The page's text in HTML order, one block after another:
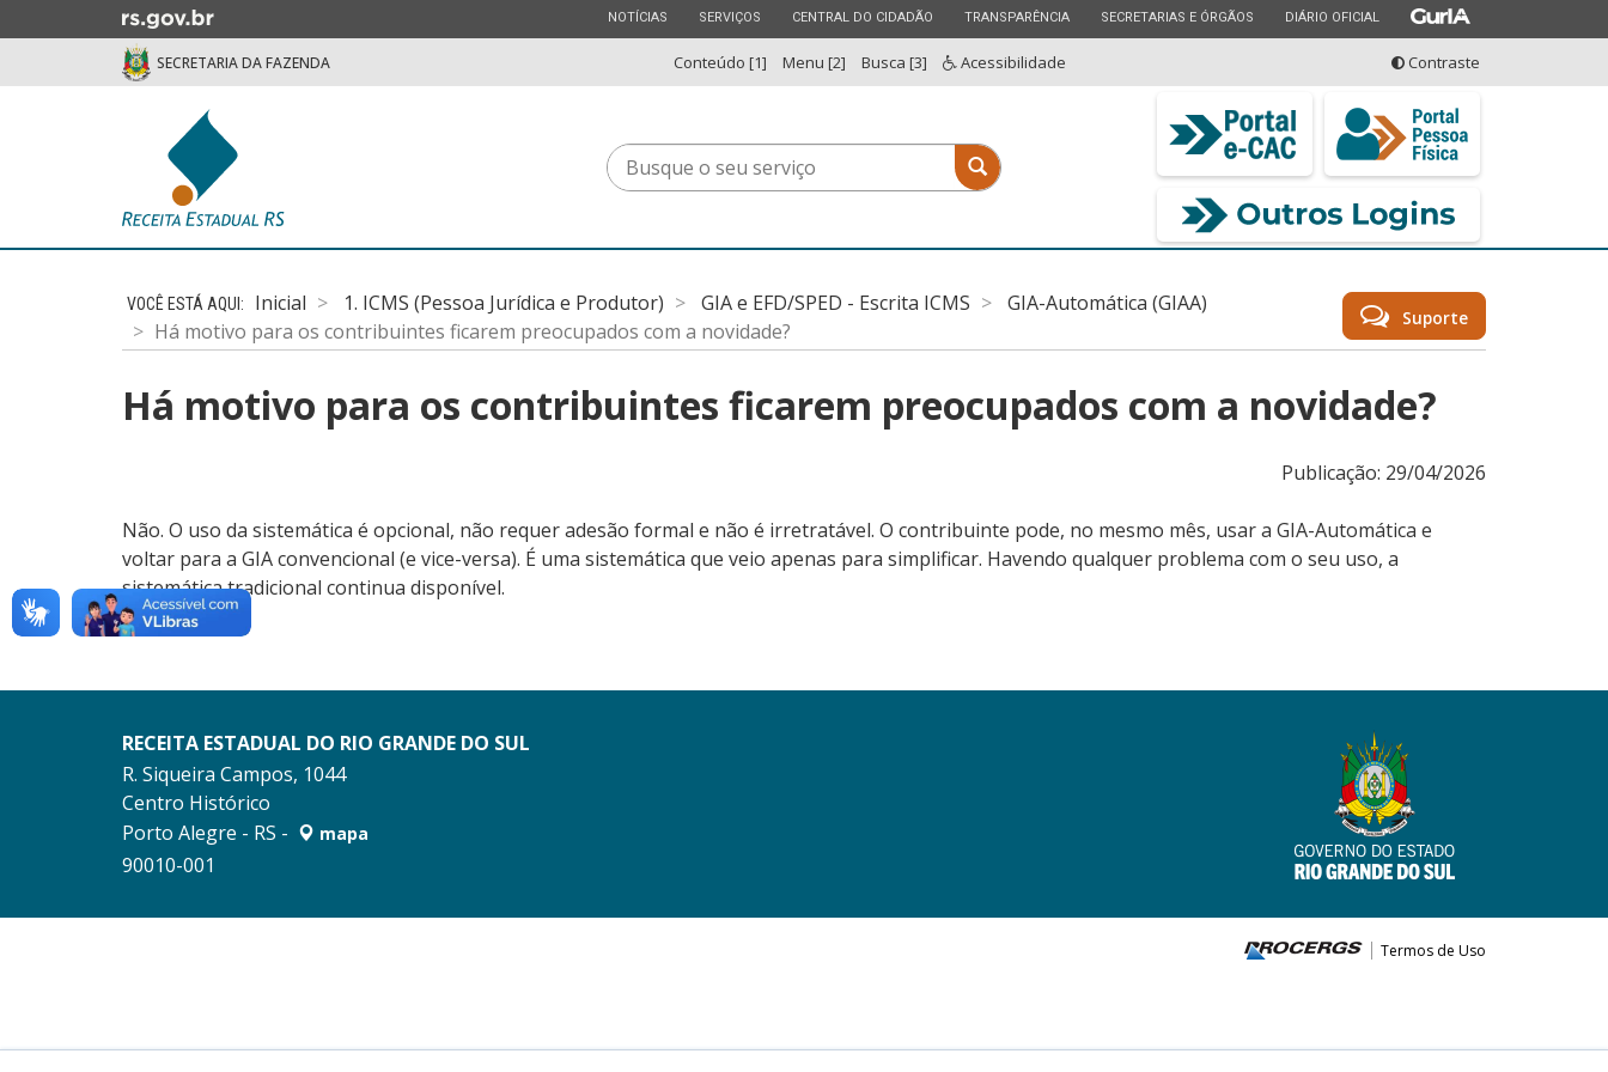
para
Ir
ESTADO
NOTÍCIAS ESTADO
SERVIÇOS ESTADO
CENTRAL DO CIDADÃO ESTADO
TRANSPARÊNCIA ESTADO
SECRETARIAS E ÓRGÃOS ESTADO
DIÁRIO OFICIAL ESTADO
SECRETARIA DA FAZENDA Conteúdo [1] Menu [2] Busca [3] Acessibilidade Contraste
Busque
o
serviço
Busque o seu serviço
Inicial 1. ICMS (Pessoa Jurídica e Produtor) GIA e EFD/SPED - Escrita ICMS
GIA-Automática (GIAA)
Há motivo para os contribuintes ficarem preocupados com a novidade?
Suporte
Há motivo para os contribuintes ficarem preocupados com a novidade?
Publicação: 29/04/2026
Não. O uso da sistemática é opcional, não requer adesão formal e não é irretratável. O contribuinte pode, no mesmo mês, usar a GIA-Automática e
voltar para a GIA convencional (e vice-versa). É uma sistemática que veio apenas para simplificar. Havendo qualquer problema com o seu uso, a
sistemática tradicional continua disponível.
RECEITA ESTADUAL DO RIO GRANDE DO SUL
R. Siqueira Campos, 1044
Centro Histórico
Porto Alegre - RS -
mapa
90010-001
Termos de Uso